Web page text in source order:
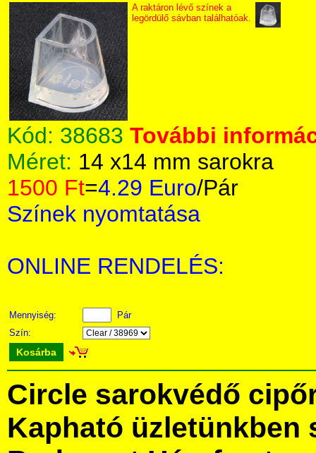
A raktáron lévő színek a
legördülő sávban találhatóak.
Kód: 38683 További
Méret: 14 x14 mm sarokra
1500 Ft=4.29 Euro/Pár
Színek nyomtatása
ONLINE RENDELÉS:
Mennyiség:
Pár
Szín:
Kosárba
Circle sarokvédő
Kapható üzletünkben